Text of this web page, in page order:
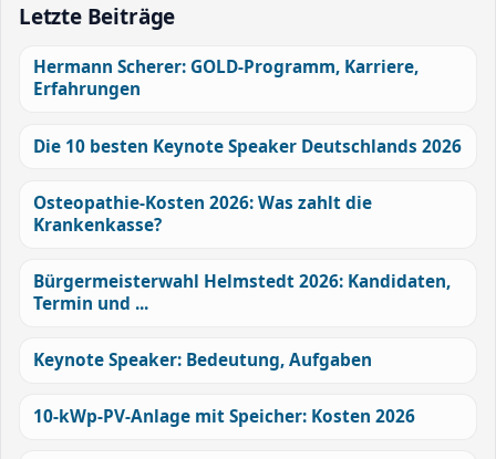
Letzte Beiträge
Hermann Scherer: GOLD-Programm, Karriere,
Erfahrungen
Die 10 besten Keynote Speaker Deutschlands 2026
Osteopathie-Kosten 2026: Was zahlt die
Krankenkasse?
Bürgermeisterwahl Helmstedt 2026: Kandidaten,
Termin und ...
Keynote Speaker: Bedeutung, Aufgaben
10-kWp-PV-Anlage mit Speicher: Kosten 2026